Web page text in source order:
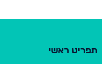
תפריט ראשי